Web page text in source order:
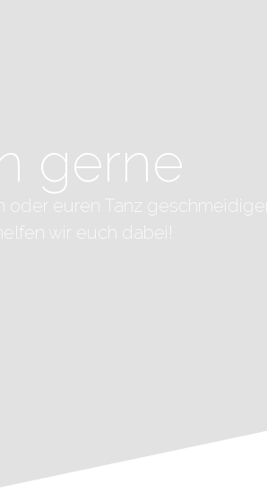
gerne
euren Tanz geschmeidiger,
wir euch dabei!